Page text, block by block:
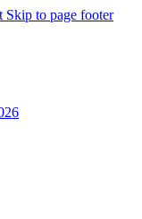
Skip to page footer